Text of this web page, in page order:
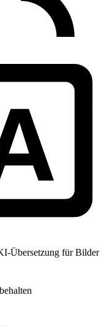
Übersetzung für Bilder